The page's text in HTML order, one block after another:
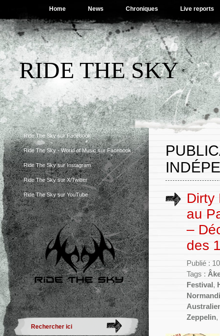
Home News Chroniques Live reports
RIDE THE SKY
Ride The Sky sur Facebook
Ride The Sky - World of Music sur Facebook
Ride The Sky sur Instagram
Ride The Sky sur X/Twitter
Ride The Sky sur YouTube
Dirty
au
–
des
Publié :
Tags :
Festival ,
Zeppelin,